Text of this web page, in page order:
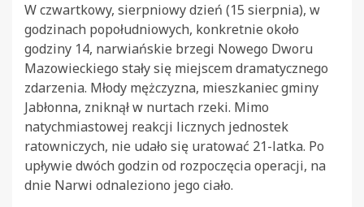
W czwartkowy, sierpniowy dzień (15 sierpnia), w
godzinach popołudniowych, konkretnie około
godziny 14, narwiańskie brzegi Nowego Dworu
Mazowieckiego stały się miejscem dramatycznego
zdarzenia. Młody mężczyzna, mieszkaniec gminy
Jabłonna, zniknął w nurtach rzeki. Mimo
natychmiastowej reakcji licznych jednostek
ratowniczych, nie udało się uratować 21-latka. Po
upływie dwóch godzin od rozpoczęcia operacji, na
dnie Narwi odnaleziono jego ciało.